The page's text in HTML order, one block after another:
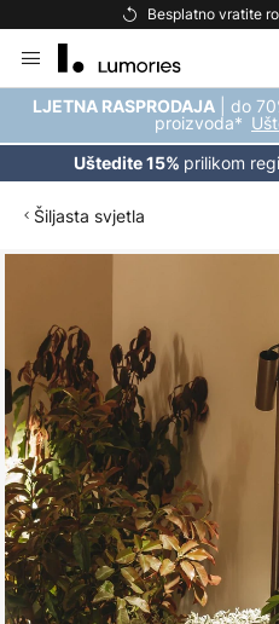
Besplatno vratite
to
Content
LJETNA RASPRODAJA | do
proizvoda*
Uštedite 15% prilikom
Šiljasta svjetla
end
of
the
images
gallery